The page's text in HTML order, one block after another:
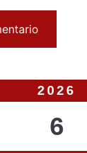
2026
6